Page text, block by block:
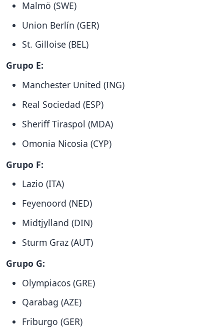
Malmö (SWE)
Union Berlín (GER)
St. Gilloise (BEL)
Grupo E:
Manchester United (ING)
Real Sociedad (ESP)
Sheriff Tiraspol (MDA)
Omonia Nicosia (CYP)
Grupo F:
Lazio (ITA)
Feyenoord (NED)
Midtjylland (DIN)
Sturm Graz (AUT)
Grupo G:
Olympiacos (GRE)
Qarabag (AZE)
Friburgo (GER)